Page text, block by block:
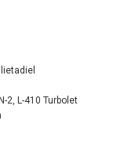
2, L-410 Turbolet